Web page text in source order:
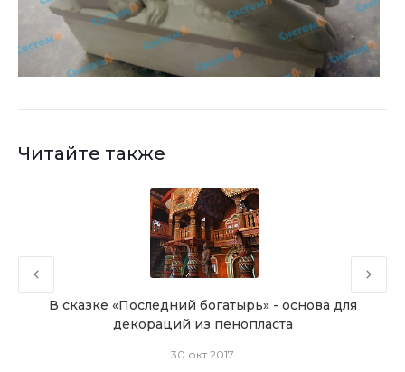
Читайте также
В сказке «Последний богатырь» - основа для
декораций из пенопласта
30 окт 2017